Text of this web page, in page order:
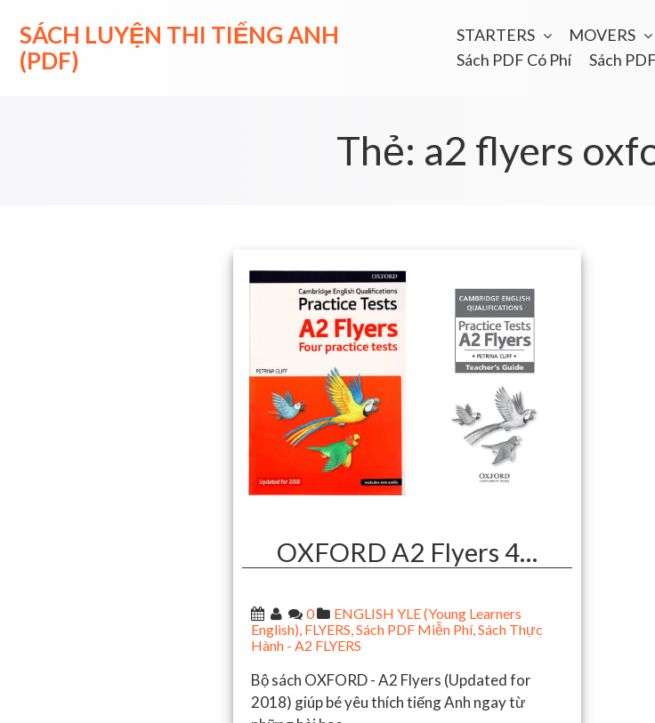
content
SÁCH LUYỆN THI TIẾNG ANH
(PDF)
STARTERS MOVERS
Sách PDF Có Phí
Sách
Thẻ: a2 flyers
OXFORD A2 Flyers 4…
0
ENGLISH YLE (Young Learners
English), FLYERS,Sách PDF Miễn Phí,Sách Thực
Hành - A2 FLYERS
Bộ sách OXFORD - A2 Flyers (Updated for
2018) giúp bé yêu thích tiếng Anh ngay từ